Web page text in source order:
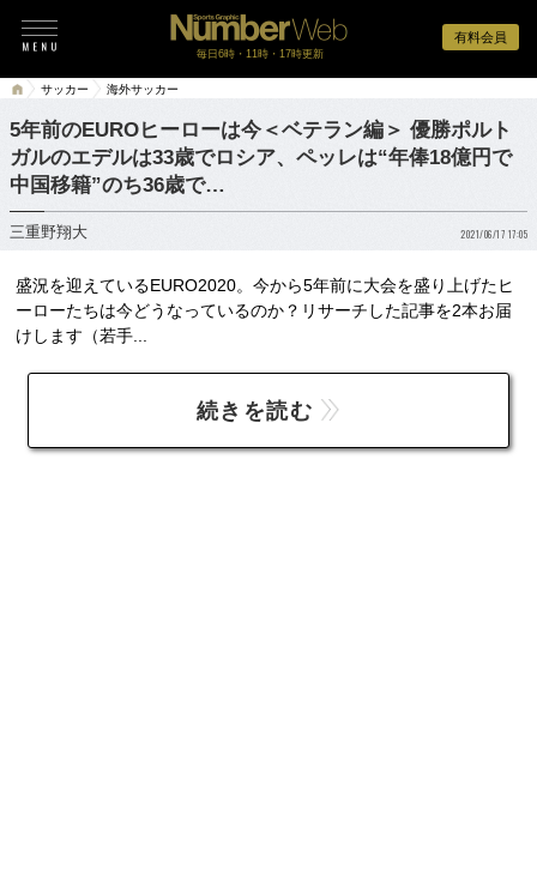
有料会員
毎日6時・11時・17時更新
サッカー 海外サッカー
5年前のEUROヒーローは今＜ベテラン編＞ 優勝ポルト
ガルのエデルは33歳でロシア、ペッレは“年俸18億円で
中国移籍”のち36歳で…
三重野翔大 2021/06/17 17:05
盛況を迎えているEURO2020。今から5年前に大会を盛り上げたヒ
ーローたちは今どうなっているのか？リサーチした記事を2本お届
けします（若手...
続きを読む